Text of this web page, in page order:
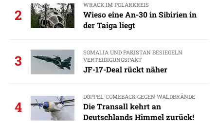
2
WRACK IM POLARKREIS
Wieso eine An-30 in Sibirien in
der Taiga liegt
3
SOMALIA UND PAKISTAN BESIEGELN
VERTEIDIGUNGSPAKT
JF-17-Deal rückt näher
4
DOPPEL-COMEBACK GEGEN WALDBRÄNDE
Die Transall kehrt an
Deutschlands Himmel zurück!